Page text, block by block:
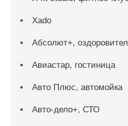
Xado
Абсолют+,
Авиастар, гостиница
Авто Плюс, автомойка
Авто-дело+, СТО